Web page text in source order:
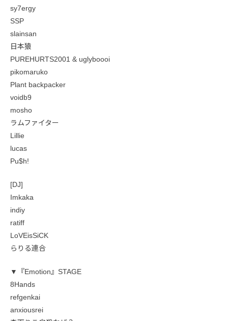
sy7ergy
SSP
slainsan
日本猿
PUREHURTS2001 & uglyboooi
pikomaruko
Plant backpacker
voidb9
mosho
ラムファイター
Lillie
lucas
Pu$h!
[DJ]
Imkaka
indiy
ratiff
LoVEisSiCK
らりる連合
▼『Emotion』STAGE
8Hands
refgenkai
anxiousrei